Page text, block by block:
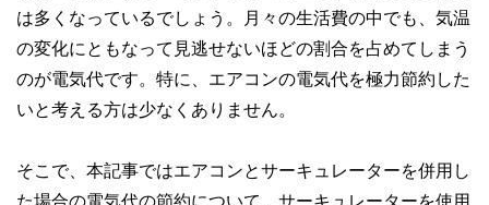
は多くなっているでしょう。月々の生活費の中でも、気温
の変化にともなって見逃せないほどの割合を占めてしまう
のが電気代です。特に、エアコンの電気代を極力節約した
いと考える方は少なくありません。
そこで、本記事ではエアコンとサーキュレーターを併用し
た場合の電気代の節約について、サーキュレーターを使用